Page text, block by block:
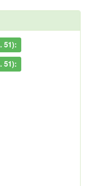
51):
51):